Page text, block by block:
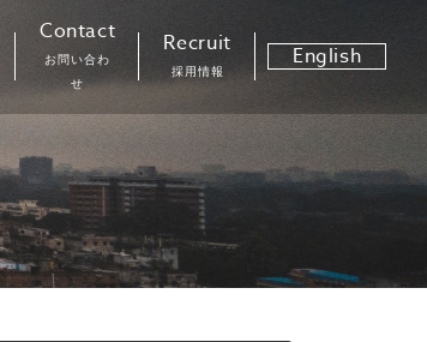
Contact
お問い合わ
せ
Recruit
採用情報 English